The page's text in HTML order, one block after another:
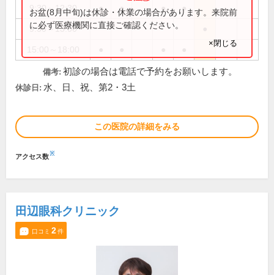
9:30～12:30 ● ● ● ●
9:30～13:00
お盆(8月中旬)は休診・休業の場合があります。来院前
に必ず医療機関に直接ご確認ください。
×閉じる
備考: 初診の場合は電話で予約をお願いします。
休診日: 水、日、祝、第2・3土
この医院の詳細をみる
アクセス数※
田辺眼科クリニック
口コミ 2件